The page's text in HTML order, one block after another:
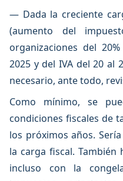
— Dada la creciente
(aumento del
organizaciones del
2025 y del IVA del 20 al
necesario, ante todo,
Como mínimo, se
condiciones fiscales de
los próximos años.
la carga fiscal.
incluso con la